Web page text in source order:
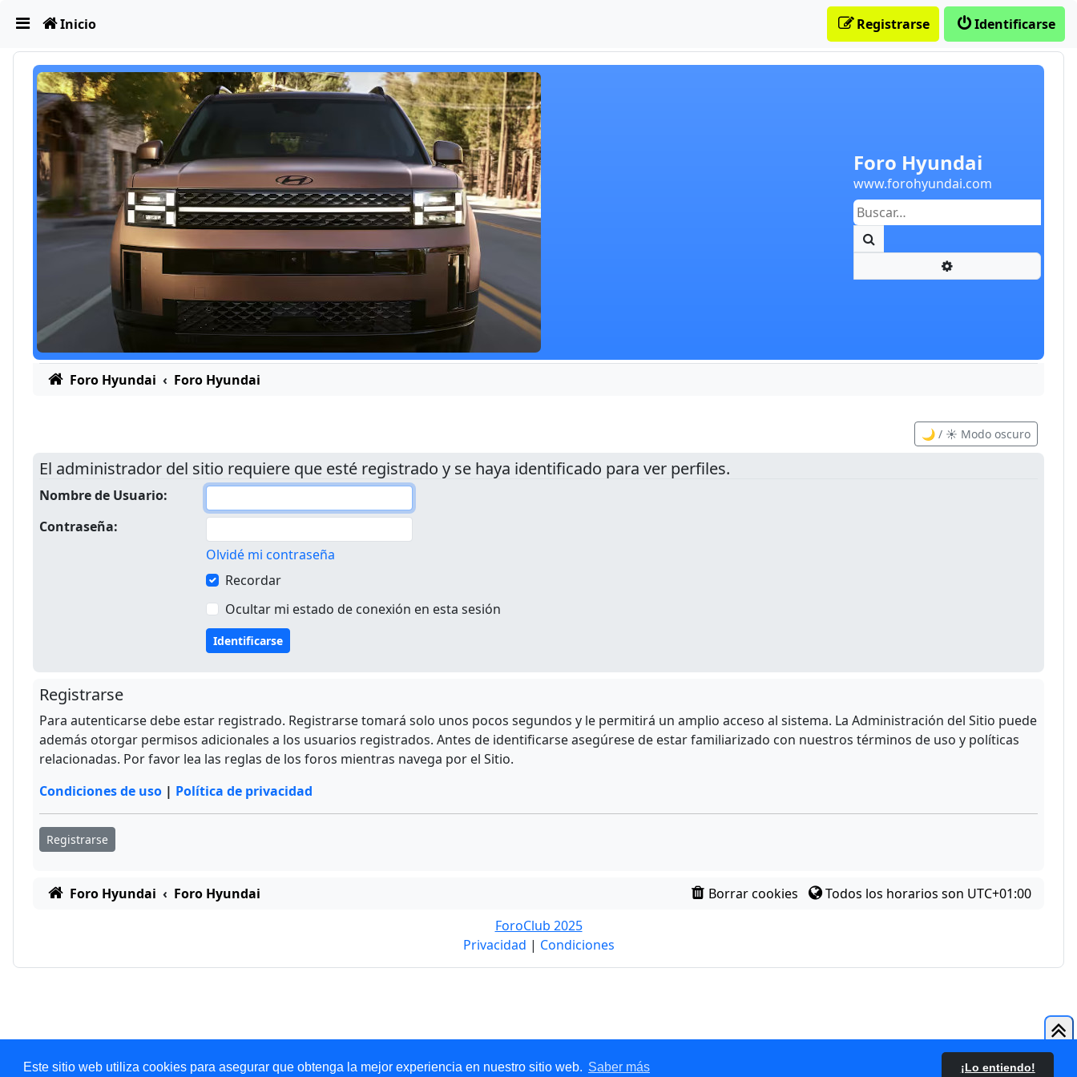
Este sitio web utiliza cookies para asegurar que obtenga la mejor experiencia en nuestro sitio web. Saber más ¡Lo entiendo!
Obviar
Foro Hyundai
www.forohyundai.com
Inicio Identificarse
Registrarse
Foro Hyundai Foro Hyundai
🌙 / ☀️ Modo oscuro
El administrador del sitio requiere que esté registrado y se haya identificado para ver perfiles.
Nombre de Usuario:
Contraseña:
Olvidé mi contraseña
Recordar
Ocultar mi estado de conexión en esta sesión
Registrarse
Para autenticarse debe estar registrado. Registrarse tomará solo unos pocos segundos y le permitirá un amplio acceso al sistema. La Administración del Sitio puede
además otorgar permisos adicionales a los usuarios registrados. Antes de identificarse asegúrese de estar familiarizado con nuestros términos de uso y políticas
relacionadas. Por favor lea las reglas de los foros mientras navega por el Sitio.
Condiciones de uso | Política de privacidad
Registrarse
Foro Hyundai Foro Hyundai Borrar cookies Todos los horarios son UTC+01:00
ForoClub 2025
Privacidad | Condiciones